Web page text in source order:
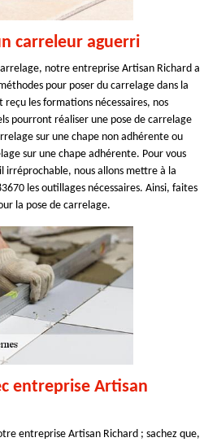
carreleur aguerri
notre entreprise Artisan Richard a
pour poser du carrelage dans la
reçu les formations nécessaires, nos
pourront réaliser une pose de carrelage
sur une chape non adhérente ou
sur une chape adhérente. Pour vous
irréprochable, nous allons mettre à la
les outillages nécessaires. Ainsi, faites
la pose de carrelage.
entreprise Artisan
entreprise Artisan Richard ; sachez que,